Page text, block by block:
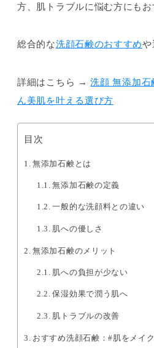
方、肌トラブルに悩む方にもお
総合的な洗顔石鹸のおすすめや
詳細はこちら →洗顔 無添加石
ん美肌を叶える選び方
目次
無添加石鹸とは
無添加石鹸の定義
一般的な洗顔料との違い
肌への優しさ
無添加石鹸のメリット
肌への負担が少ない
保湿効果で潤う肌へ
肌トラブルの改善
おすすめ洗顔石鹸：#肌をメイ